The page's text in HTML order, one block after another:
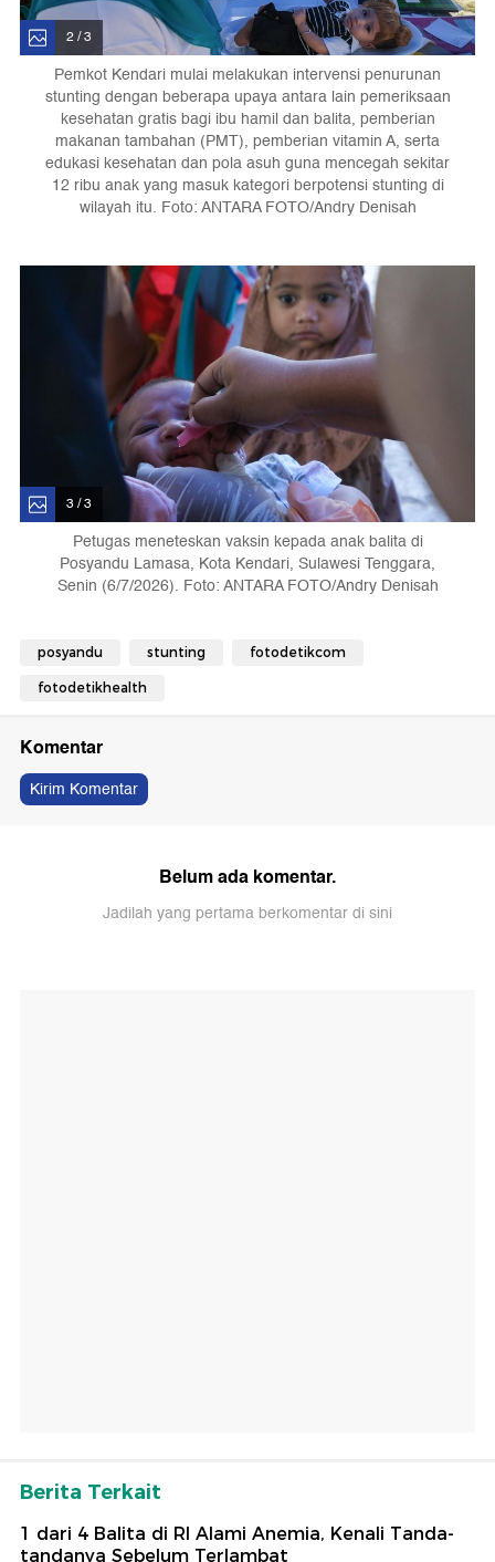
2 / 3
Pemkot Kendari mulai melakukan intervensi penurunan
stunting dengan beberapa upaya antara lain pemeriksaan
kesehatan gratis bagi ibu hamil dan balita, pemberian
makanan tambahan (PMT), pemberian vitamin A, serta
edukasi kesehatan dan pola asuh guna mencegah sekitar
12 ribu anak yang masuk kategori berpotensi stunting di
wilayah itu. Foto: ANTARA FOTO/Andry Denisah
3 / 3
Petugas meneteskan vaksin kepada anak balita di
Posyandu Lamasa, Kota Kendari, Sulawesi Tenggara,
Senin (6/7/2026). Foto: ANTARA FOTO/Andry Denisah
posyandu stunting fotodetikcom
fotodetikhealth
Komentar
Kirim Komentar
Belum ada komentar.
Jadilah yang pertama berkomentar di sini
Berita Terkait
1 dari 4 Balita di RI Alami Anemia, Kenali Tanda-
tandanya Sebelum Terlambat